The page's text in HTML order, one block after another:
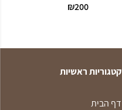
200
₪
קטגוריות ראשיות
דף הבית